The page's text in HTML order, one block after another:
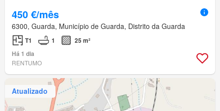
450 €/mês
6300, Guarda, Município de Guarda, Distrito da Guarda
T1 1
25 m²
Há 1 dia
RENTUMO
Atualizado